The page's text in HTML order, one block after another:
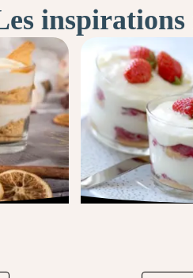
inspirations